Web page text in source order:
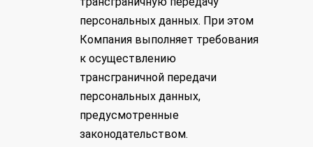
персональных данных. При этом
Компания выполняет требования
к осуществлению
трансграничной передачи
персональных данных,
предусмотренные
законодательством.